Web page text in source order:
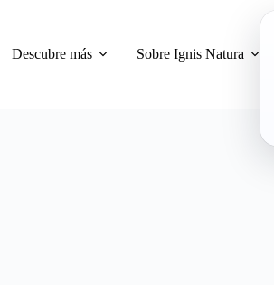
Descubre más Sobre Ignis Natura